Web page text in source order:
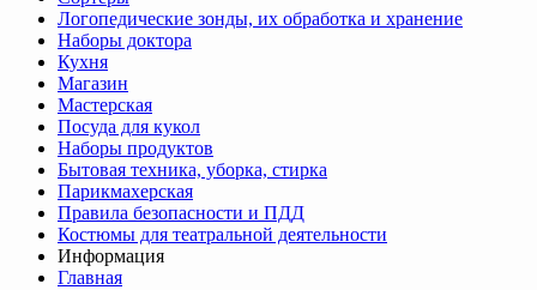
Логопедические зонды, их обработка и хранение
Наборы доктора
Кухня
Магазин
Мастерская
Посуда для кукол
Наборы продуктов
Бытовая техника, уборка, стирка
Парикмахерская
Правила безопасности и ПДД
Костюмы для театральной деятельности
Информация
Главная